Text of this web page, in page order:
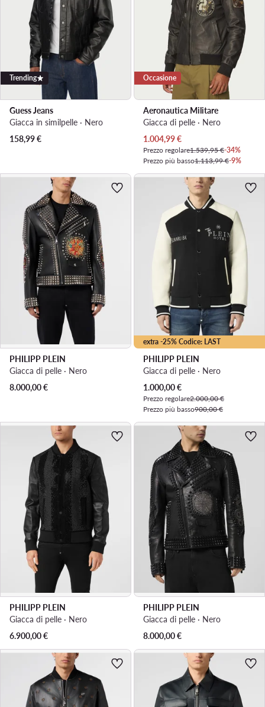
Trending
Guess Jeans
Giacca in similpelle · Nero
158,99€
Occasione
Aeronautica Militare
Giacca di pelle · Nero
Prezzo attuale
1.004,99€
Prezzo regolare1.539,95 €-34%
Prezzo più basso1.113,99 €-9%
PHILIPP PLEIN
Giacca di pelle · Nero
8.000,00€
extra -25% Codice: LAST
PHILIPP PLEIN
Giacca di pelle · Nero
Prezzo attuale
1.000,00€
Prezzo regolare2.000,00 €
Prezzo più basso900,00 €
PHILIPP PLEIN
Giacca di pelle · Nero
6.900,00€
PHILIPP PLEIN
Giacca di pelle · Nero
8.000,00€